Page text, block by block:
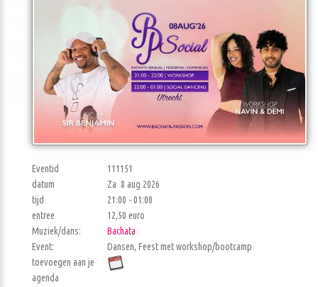
Eventid
111151
datum
Za 8 aug 2026
tijd
21:00 - 01:00
entree
12,50 euro
Muziek/dans:
Bachata
Event:
Dansen, Feest met workshop/bootcamp
toevoegen aan je
agenda